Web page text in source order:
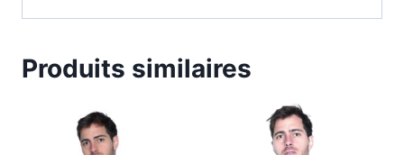
Produits similaires